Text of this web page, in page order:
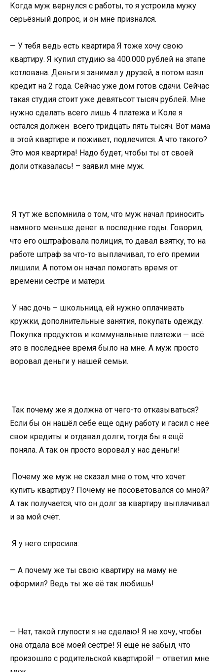
Когда муж вернулся с работы, то я устроила мужу
серьёзный допрос, и он мне признался.
— У тебя ведь есть квартира Я тоже хочу свою
квартиру. Я купил студию за 400.000 рублей на этапе
котлована. Деньги я занимал у друзей, а потом взял
кредит на 2 года. Сейчас уже дом готов сдачи. Сейчас
такая студия стоит уже девятьсот тысяч рублей. Мне
нужно сделать всего лишь 4 платежа и Коле я
остался должен всего тридцать пять тысяч. Вот мама
в этой квартире и поживет, подлечится. А что такого?
Это моя квартира! Надо будет, чтобы ты от своей
доли отказалась! – заявил мне муж.
Я тут же вспомнила о том, что муж начал приносить
намного меньше денег в последние годы. Говорил,
что его оштрафовала полиция, то давал взятку, то на
работе штраф за что-то выплачивал, то его премии
лишили. А потом он начал помогать время от
времени сестре и матери.
У нас дочь – школьница, ей нужно оплачивать
кружки, дополнительные занятия, покупать одежду.
Покупка продуктов и коммунальные платежи — всё
это в последнее время было на мне. А муж просто
воровал деньги у нашей семьи.
Так почему же я должна от чего-то отказываться?
Если бы он нашёл себе еще одну работу и гасил с неё
свои кредиты и отдавал долги, тогда бы я ещё
поняла. А так он просто воровал у нас деньги!
Почему же муж не сказал мне о том, что хочет
купить квартиру? Почему не посоветовался со мной?
А так получается, что он долг за квартиру выплачивал
и за мой счёт.
Я у него спросила:
— А почему же ты свою квартиру на маму не
оформил? Ведь ты же её так любишь!
— Нет, такой глупости я не сделаю! Я не хочу, чтобы
она отдала всё моей сестре! Я ещё не забыл, что
произошло с родительской квартирой! – ответил мне